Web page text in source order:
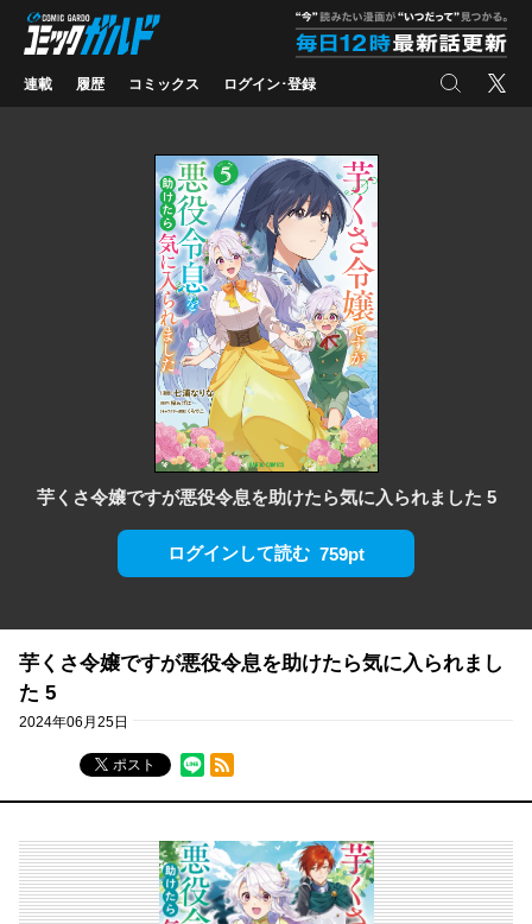
コミックガルド
連載 履歴 コミックス ログイン･登録 検索 X
芋くさ令嬢ですが悪役令息を助けたら気に入られました 5
ログインして読む 759pt
芋くさ令嬢ですが悪役令息を助けたら気に入られまし
た 5
2024年06月25日
ポスト
RSSフィード